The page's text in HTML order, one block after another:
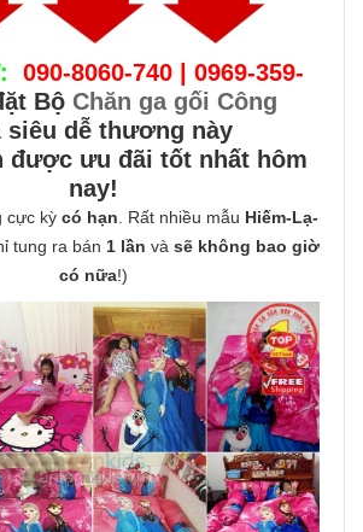
090-8060-740 | 0969-359-
Bộ Chăn ga gối Công
siêu dễ thương này
được ưu đãi tốt nhất hôm
nay!
cực kỳ có hạn . Rất nhiều mẫu Hiếm-Lạ-
tung ra bán 1 lần và sẽ không bao giờ
có nữa!)